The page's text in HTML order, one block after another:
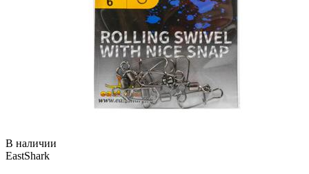
В наличии
EastShark